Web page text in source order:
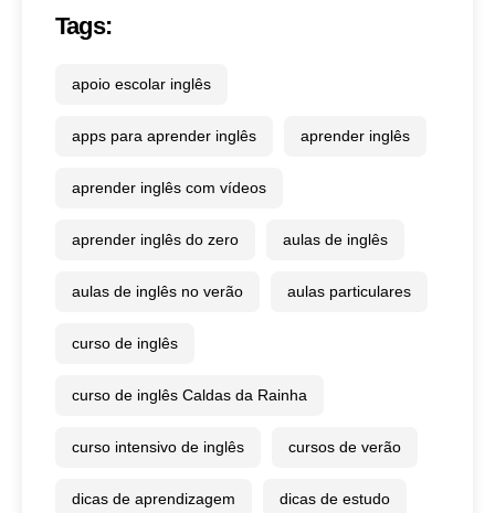
Tags:
apoio escolar inglês
apps para aprender inglês aprender inglês
aprender inglês com vídeos
aprender inglês do zero aulas de inglês
aulas de inglês no verão aulas particulares
curso de inglês
curso de inglês Caldas da Rainha
curso intensivo de inglês cursos de verão
dicas de aprendizagem dicas de estudo